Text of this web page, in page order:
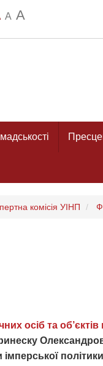
A A
комісія УІНП
осіб та
політики